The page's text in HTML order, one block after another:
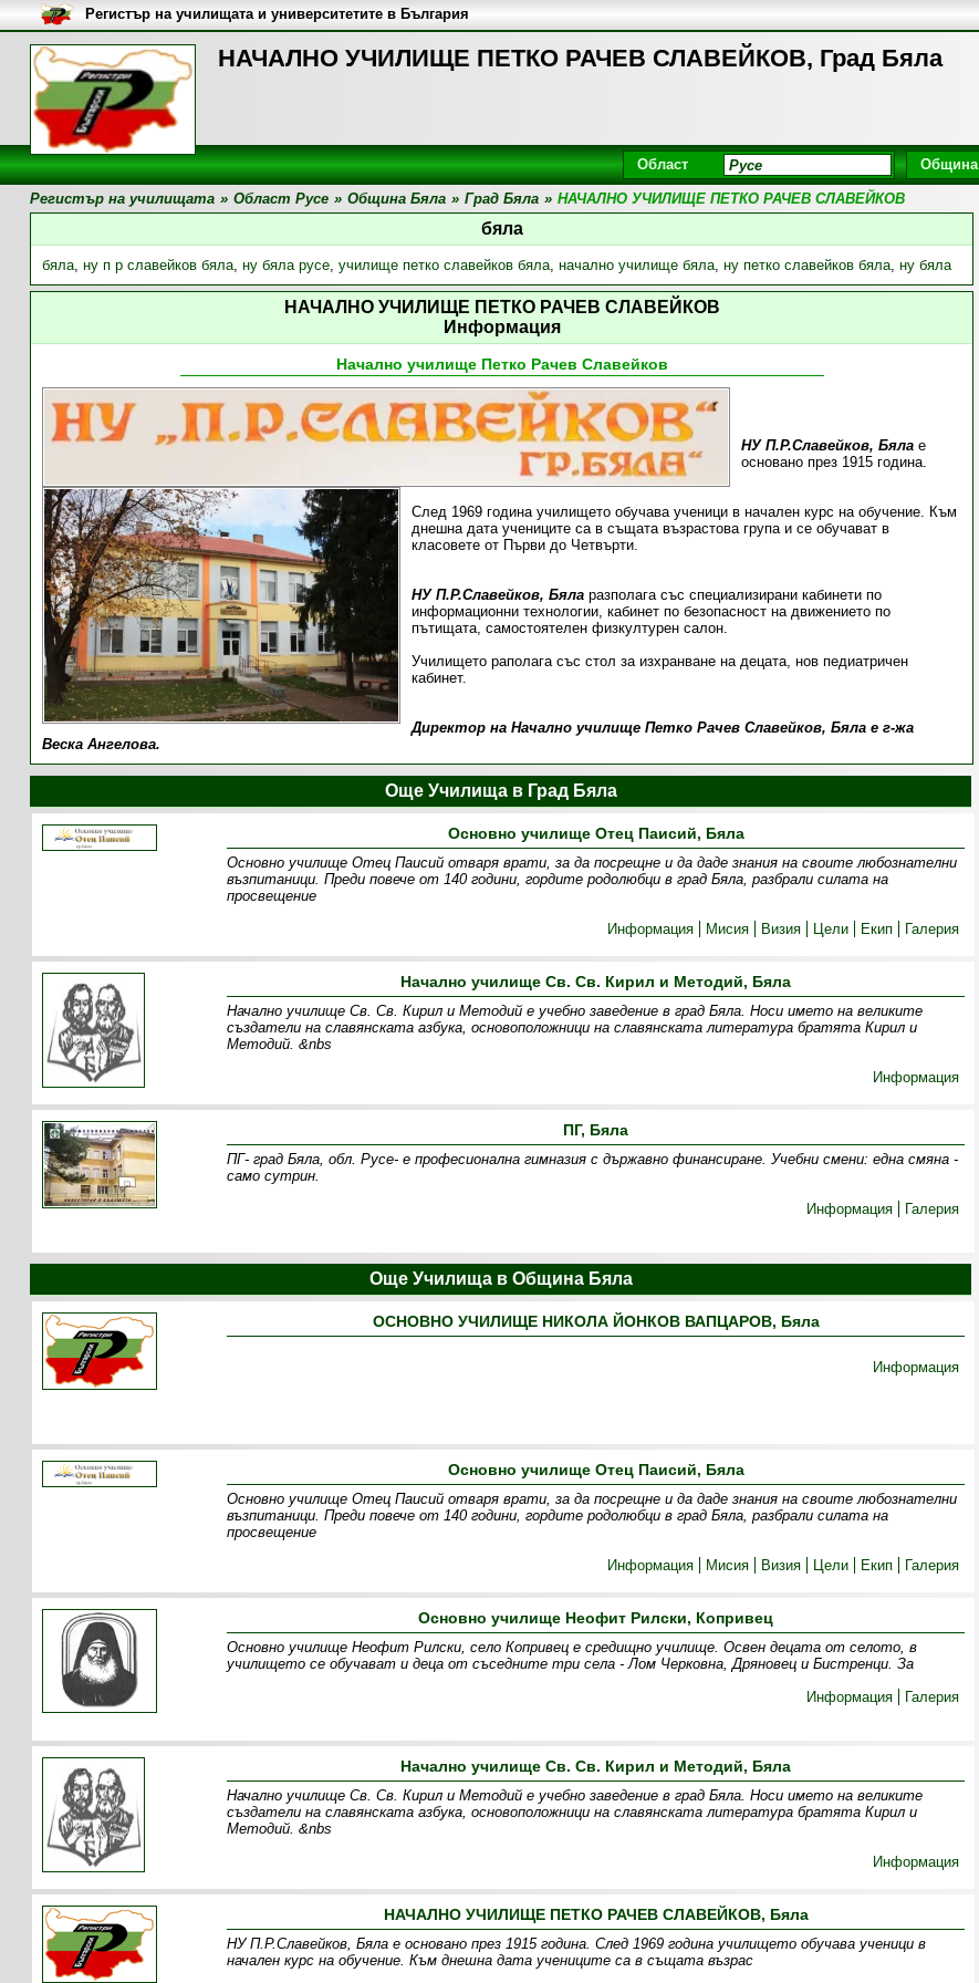
НАЧАЛНО УЧИЛИЩЕ ПЕТКО РАЧЕВ СЛАВЕЙКОВ, Град Бяла
Регистър на училищата и университетите в България
Област Община
Регистър на училищата » Област Русе » Община Бяла » Град Бяла » НАЧАЛНО УЧИЛИЩЕ ПЕТКО РАЧЕВ СЛАВЕЙКОВ
бяла
бяла, ну п р славейков бяла, ну бяла русе, училище петко славейков бяла, начално училище бяла, ну петко славейков бяла, ну бяла
НАЧАЛНО УЧИЛИЩЕ ПЕТКО РАЧЕВ СЛАВЕЙКОВ
Информация
Начално училище Петко Рачев Славейков
НУ П.Р.Славейков, Бяла е
основано през 1915 година.
След 1969 година училището обучава ученици в начален курс на обучение. Към
днешна дата учениците са в същата възрастова група и се обучават в
класовете от Първи до Четвърти.
НУ П.Р.Славейков, Бяла разполага със специализирани кабинети по
информационни технологии, кабинет по безопасност на движението по
пътищата, самостоятелен физкултурен салон.
Училището раполага със стол за изхранване на децата, нов педиатричен
кабинет.
Директор на Начално училище Петко Рачев Славейков, Бяла е г-жа
Веска Ангелова.
Още Училища в Град Бяла
Основно училище Отец Паисий, Бяла
Основно училище Отец Паисий отваря врати, за да посрещне и да даде знания на своите любознателни
възпитаници. Преди повече от 140 години, гордите родолюбци в град Бяла, разбрали силата на
просвещение
Информация
Мисия Визия Цели Екип Галерия
Начално училище Св. Св. Кирил и Методий, Бяла
Начално училище Св. Св. Кирил и Методий е учебно заведение в град Бяла. Носи името на великите
създатели на славянската азбука, основоположници на славянската литература братята Кирил и
Методий. &nbs
Информация
ПГ, Бяла
ПГ- град Бяла, обл. Русе- е професионална гимназия с държавно финансиране. Учебни смени: една смяна -
само сутрин .
Информация
Галерия
Още Училища в Община Бяла
ОСНОВНО УЧИЛИЩЕ НИКОЛА ЙОНКОВ ВАПЦАРОВ, Бяла
Информация
Основно училище Отец Паисий, Бяла
Основно училище Отец Паисий отваря врати, за да посрещне и да даде знания на своите любознателни
възпитаници. Преди повече от 140 години, гордите родолюбци в град Бяла, разбрали силата на
просвещение
Информация
Мисия Визия Цели Екип Галерия
Основно училище Неофит Рилски, Копривец
Основно училище Неофит Рилски, село Копривец е средищно училище. Освен децата от селото, в
училището се обучават и деца от съседните три села - Лом Черковна, Дряновец и Бистренци. За
Информация
Галерия
Начално училище Св. Св. Кирил и Методий, Бяла
Начално училище Св. Св. Кирил и Методий е учебно заведение в град Бяла. Носи името на великите
създатели на славянската азбука, основоположници на славянската литература братята Кирил и
Методий. &nbs
Информация
НАЧАЛНО УЧИЛИЩЕ ПЕТКО РАЧЕВ СЛАВЕЙКОВ, Бяла
НУ П.Р.Славейков, Бяла е основано през 1915 година. След 1969 година училището обучава ученици в
начален курс на обучение. Към днешна дата учениците са в същата възрас